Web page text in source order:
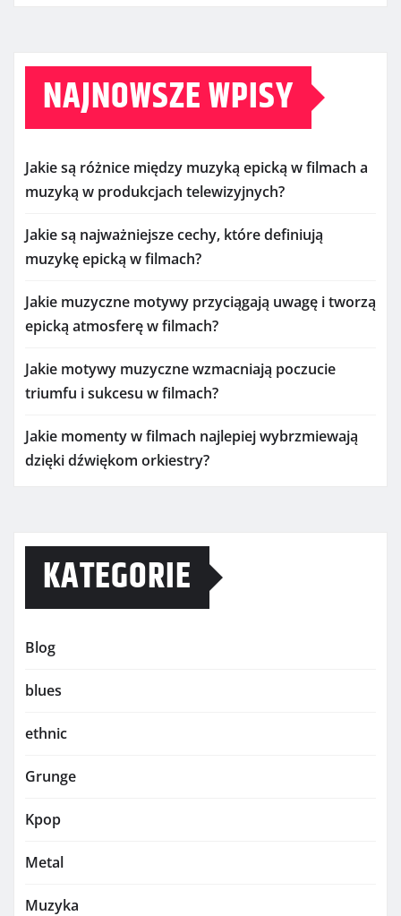
NAJNOWSZE WPISY
Jakie są różnice między muzyką epicką w filmach a
muzyką w produkcjach telewizyjnych?
Jakie są najważniejsze cechy, które definiują
muzykę epicką w filmach?
Jakie muzyczne motywy przyciągają uwagę i tworzą
epicką atmosferę w filmach?
Jakie motywy muzyczne wzmacniają poczucie
triumfu i sukcesu w filmach?
Jakie momenty w filmach najlepiej wybrzmiewają
dzięki dźwiękom orkiestry?
KATEGORIE
Blog
blues
ethnic
Grunge
Kpop
Metal
Muzyka